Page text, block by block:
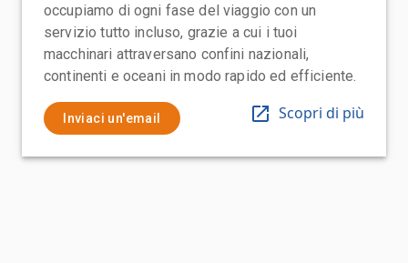
occupiamo di ogni fase del viaggio con un
servizio tutto incluso, grazie a cui i tuoi
macchinari attraversano confini nazionali,
continenti e oceani in modo rapido ed efficiente.
Inviaci un'email Scopri di più